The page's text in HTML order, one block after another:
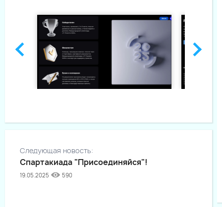
Следующая новость:
Спартакиада "Присоединяйся"!
19.05.2025 590